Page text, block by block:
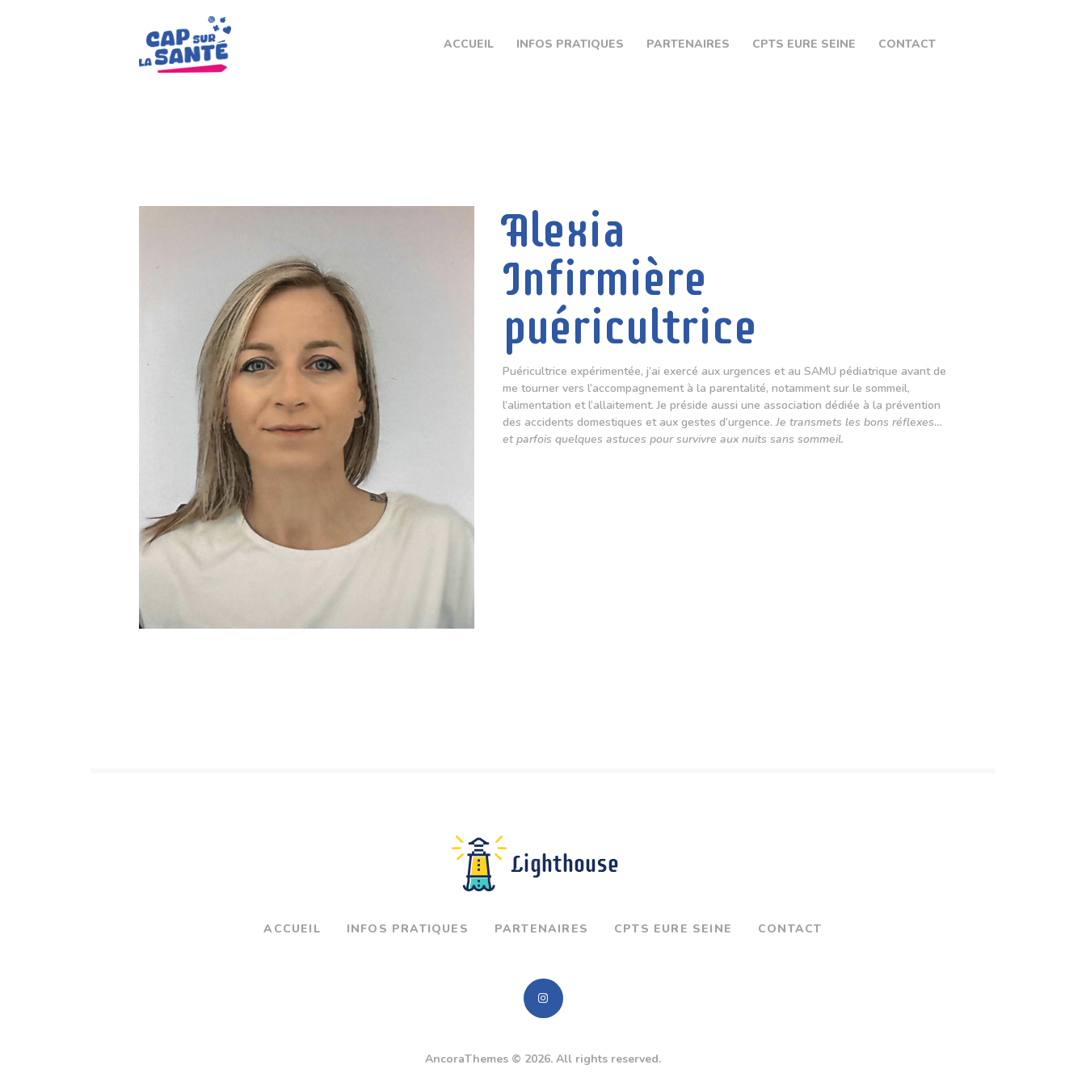
ACCUEIL INFOS PRATIQUES PARTENAIRES CPTS EURE SEINE CONTACT
INFOS PRATIQUES
Alexia
Infirmière
puéricultrice
Puéricultrice expérimentée, j’ai exercé aux urgences et au SAMU pédiatrique avant de
me tourner vers l’accompagnement à la parentalité, notamment sur le sommeil,
l’alimentation et l’allaitement. Je préside aussi une association dédiée à la prévention
des accidents domestiques et aux gestes d’urgence.Je transmets les bons réflexes…
et parfois quelques astuces pour survivre aux nuits sans sommeil.
ACCUEIL INFOS PRATIQUES PARTENAIRES CPTS EURE SEINE CONTACT
AncoraThemes© 2026. All rights reserved.